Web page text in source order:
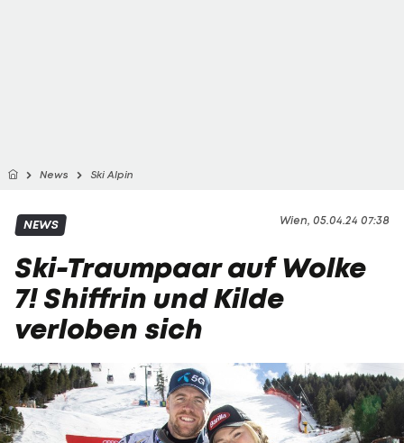
News Ski Alpin
Wien, 05.04.24 07:38
NEWS
Ski-Traumpaar auf Wolke
7! Shiffrin und Kilde
verloben sich